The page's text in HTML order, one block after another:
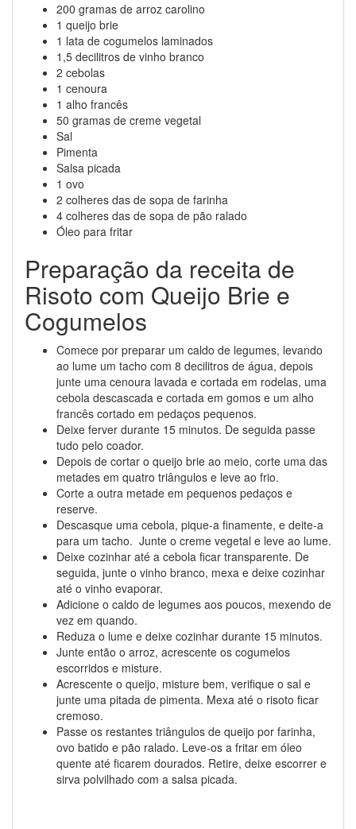
200 gramas de arroz carolino
1 queijo brie
1 lata de cogumelos laminados
1,5 decilitros de vinho branco
2 cebolas
1 cenoura
1 alho francês
50 gramas de creme vegetal
Sal
Pimenta
Salsa picada
1 ovo
2 colheres das de sopa de farinha
4 colheres das de sopa de pão ralado
Óleo para fritar
Preparação da receita de
Risoto com Queijo Brie e
Cogumelos
Comece por preparar um caldo de legumes, levando
ao lume um tacho com 8 decilitros de água, depois
junte uma cenoura lavada e cortada em rodelas, uma
cebola descascada e cortada em gomos e um alho
francês cortado em pedaços pequenos.
Deixe ferver durante 15 minutos. De seguida passe
tudo pelo coador.
Depois de cortar o queijo brie ao meio, corte uma das
metades em quatro triângulos e leve ao frio.
Corte a outra metade em pequenos pedaços e
reserve.
Descasque uma cebola, pique-a finamente, e deite-a
para um tacho. Junte o creme vegetal e leve ao lume.
Deixe cozinhar até a cebola ficar transparente. De
seguida, junte o vinho branco, mexa e deixe cozinhar
até o vinho evaporar.
Adicione o caldo de legumes aos poucos, mexendo de
vez em quando.
Reduza o lume e deixe cozinhar durante 15 minutos.
Junte então o arroz, acrescente os cogumelos
escorridos e misture.
Acrescente o queijo, misture bem, verifique o sal e
junte uma pitada de pimenta. Mexa até o risoto ficar
cremoso.
Passe os restantes triângulos de queijo por farinha,
ovo batido e pão ralado. Leve-os a fritar em óleo
quente até ficarem dourados. Retire, deixe escorrer e
sirva polvilhado com a salsa picada.